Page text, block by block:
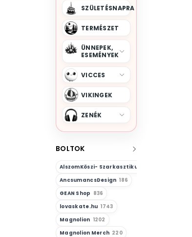
SZÜLETÉSNAPRA
TERMÉSZET
ÜNNEPEK,
ESEMÉNYEK
VICCES
VIKINGEK
ZENÉK
BOLTOK
AlszomKöszi- Szarkasztikus-Vicces-Önazonos
AncsumancsDesign 186
GEAN Shop 836
lovaskate.hu 1743
Magnolion 1202
Magnolion Merch 220